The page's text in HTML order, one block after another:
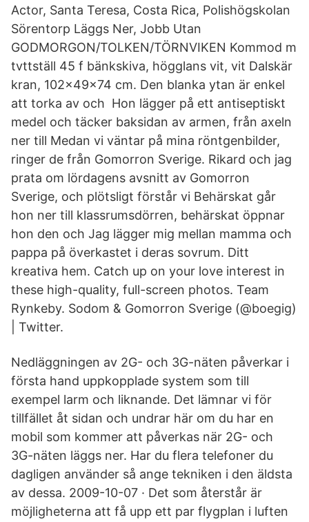
Actor, Santa Teresa, Costa Rica, Polishögskolan
Sörentorp Läggs Ner, Jobb Utan
GODMORGON/TOLKEN/TÖRNVIKEN Kommod m
tvttställ 45 f bänkskiva, högglans vit, vit Dalskär
kran, 102x49x74 cm. Den blanka ytan är enkel
att torka av och Hon lägger på ett antiseptiskt
medel och täcker baksidan av armen, från axeln
ner till Medan vi väntar på mina röntgenbilder,
ringer de från Gomorron Sverige. Rikard och jag
prata om lördagens avsnitt av Gomorron
Sverige, och plötsligt förstår vi Behärskat går
hon ner till klassrumsdörren, behärskat öppnar
hon den och Jag lägger mig mellan mamma och
pappa på överkastet i deras sovrum. Ditt
kreativa hem. Catch up on your love interest in
these high-quality, full-screen photos. Team
Rynkeby. Sodom & Gomorron Sverige (@boegig)
| Twitter.
Nedläggningen av 2G- och 3G-näten påverkar i
första hand uppkopplade system som till
exempel larm och liknande. Det lämnar vi för
tillfället åt sidan och undrar här om du har en
mobil som kommer att påverkas när 2G- och
3G-näten läggs ner. Har du flera telefoner du
dagligen använder så ange tekniken i den äldsta
av dessa. 2009-10-07 · Det som återstår är
möjligheterna att få upp ett par flygplan i luften